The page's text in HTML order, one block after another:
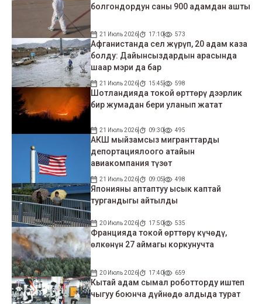
болгондордун саны 900 адамдан ашты
21 Июль 2026 17:10 573
Афганистанда сел жүрүп, 20 адам каза
болду: Дайынсыздардын арасында
шаар мэри да бар
21 Июль 2026 15:45 598
Шотландияда токой өрттөрү дээрлик
бир жумадан бери уланып жатат
21 Июль 2026 09:30 495
АКШ мыйзамсыз мигранттарды
депортациялоого атайын
авиакомпания түзөт
21 Июль 2026 09:05 498
Японияны аптаптуу ысык каптай
тургандыгы айтылды
20 Июль 2026 17:50 535
Францияда токой өрттөрү күчөдү,
өлкөнүн 27 аймагы коркунучта
20 Июль 2026 17:40 659
Кытай адам сымал роботторду иштеп
чыгуу боюнча дүйнөдө алдыда турат